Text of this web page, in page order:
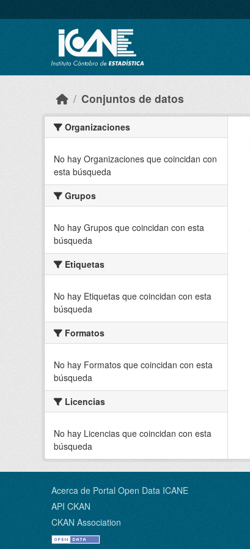
Conjuntos de datos
Organizaciones
No hay Organizaciones que coincidan con
esta búsqueda
Grupos
No hay Grupos que coincidan con esta
búsqueda
Etiquetas
No hay Etiquetas que coincidan con esta
búsqueda
Formatos
No hay Formatos que coincidan con esta
búsqueda
Licencias
No hay Licencias que coincidan con esta
búsqueda
Acerca de Portal Open Data ICANE
API CKAN
CKAN Association